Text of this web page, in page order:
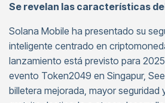
Se revelan las características
Solana Mobile ha presentado su
inteligente centrado en
lanzamiento está previsto para
evento Token2049 en Singapur,
billetera mejorada, mayor seguridad